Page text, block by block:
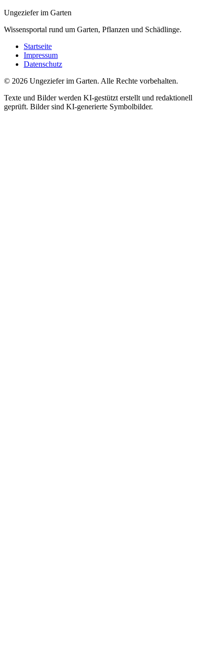
Ungeziefer im Garten
Wissensportal rund um Garten, Pflanzen und Schädlinge.
Startseite
Impressum
Datenschutz
© 2026 Ungeziefer im Garten. Alle Rechte vorbehalten.
Texte und Bilder werden KI-gestützt erstellt und redaktionell
geprüft. Bilder sind KI-generierte Symbolbilder.